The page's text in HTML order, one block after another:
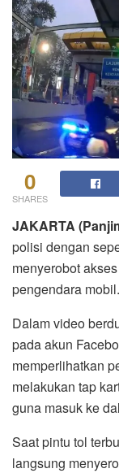
0
SHARES
JAKARTA
polisi dengan
menyerobot
pengendara mobil.
Dalam video
pada akun
memperlihatkan
melakukan tap
guna masuk ke
Saat pintu tol
langsung